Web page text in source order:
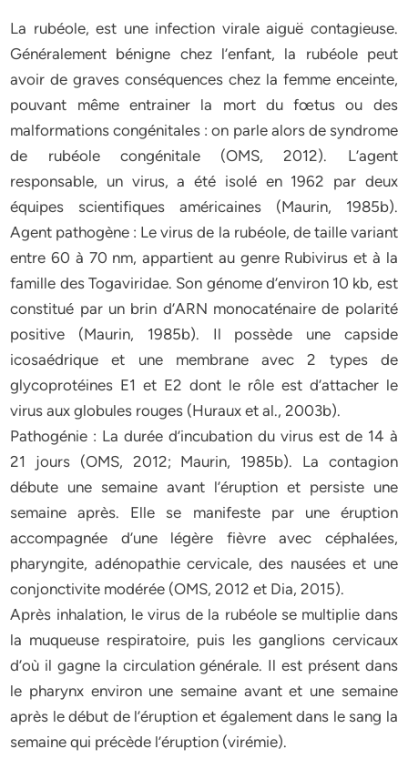
La rubéole, est une infection virale aiguë contagieuse.
Généralement bénigne chez l’enfant, la rubéole peut
avoir de graves conséquences chez la femme enceinte,
pouvant même entrainer la mort du fœtus ou des
malformations congénitales : on parle alors de syndrome
de rubéole congénitale (OMS, 2012). L’agent
responsable, un virus, a été isolé en 1962 par deux
équipes scientifiques américaines (Maurin, 1985b).
Agent pathogène : Le virus de la rubéole, de taille variant
entre 60 à 70 nm, appartient au genre Rubivirus et à la
famille des Togaviridae. Son génome d’environ 10 kb, est
constitué par un brin d’ARN monocaténaire de polarité
positive (Maurin, 1985b). Il possède une capside
icosaédrique et une membrane avec 2 types de
glycoprotéines E1 et E2 dont le rôle est d’attacher le
virus aux globules rouges (Huraux et al., 2003b).
Pathogénie : La durée d’incubation du virus est de 14 à
21 jours (OMS, 2012; Maurin, 1985b). La contagion
débute une semaine avant l’éruption et persiste une
semaine après. Elle se manifeste par une éruption
accompagnée d’une légère fièvre avec céphalées,
pharyngite, adénopathie cervicale, des nausées et une
conjonctivite modérée (OMS, 2012 et Dia, 2015).
Après inhalation, le virus de la rubéole se multiplie dans
la muqueuse respiratoire, puis les ganglions cervicaux
d’où il gagne la circulation générale. Il est présent dans
le pharynx environ une semaine avant et une semaine
après le début de l’éruption et également dans le sang la
semaine qui précède l’éruption (virémie).